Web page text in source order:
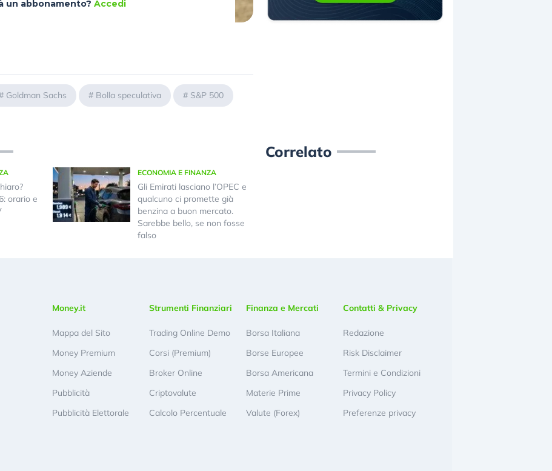
un abbonamento? Accedi
# Goldman Sachs # Bolla speculativa # S&P 500
orario e
ECONOMIA E FINANZA
Gli Emirati lasciano l’OPEC e
qualcuno ci promette già
benzina a buon mercato.
Sarebbe bello, se non fosse
falso
Correlato
Money.it
Mappa del Sito
Money Premium
Money Aziende
Pubblicità
Pubblicità Elettorale
Strumenti Finanziari
Trading Online Demo
Corsi (Premium)
Broker Online
Criptovalute
Calcolo Percentuale
Finanza e Mercati
Borsa Italiana
Borse Europee
Borsa Americana
Materie Prime
Valute (Forex)
Contatti & Privacy
Redazione
Risk Disclaimer
Termini e Condizioni
Privacy Policy
Preferenze privacy